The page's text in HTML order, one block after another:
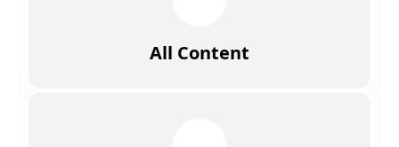
All Content